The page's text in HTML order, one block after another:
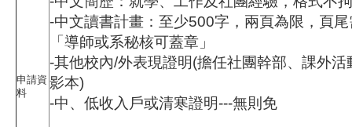
申請資
料
-中文讀書計畫：至少500字，兩頁為限，頁
「導師或系秘核可蓋章」
-其他校內/外表現證明(擔任社團幹部、課外
影本)
-中、低收入戶或清寒證明---無則免